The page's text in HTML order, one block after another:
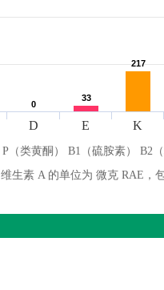
0
0
33
33
217
217
D E K
P（类黄酮） B1（硫胺素） B2
维生素 A 的单位为 微克 RAE，